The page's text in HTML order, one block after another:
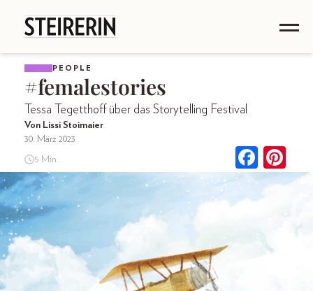
PEOPLE
#femalestories
Tessa Tegetthoff über das Storytelling Festival
Von Lissi Stoimaier
30. März 2023
5 Min.